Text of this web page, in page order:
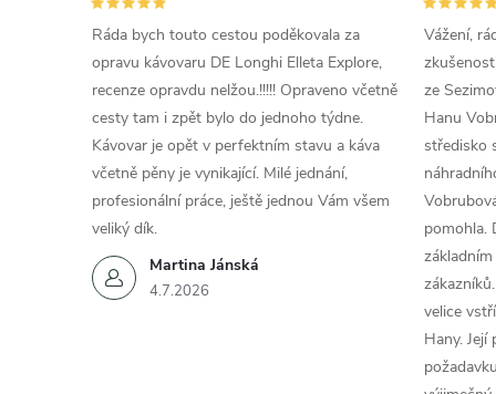
Martina Jánská
4.7.2026
Ráda bych touto cestou poděkovala za
opravu kávovaru DE Longhi Elleta Explore,
recenze opravdu nelžou.!!!!! Opraveno včetně
cesty tam i zpět bylo do jednoho týdne.
Kávovar je opět v perfektním stavu a káva
včetně pěny je vynikající. Milé jednání,
profesionální práce, ještě jednou Vám všem
veliký dík.
Vážení,
ze
Hanu
středisko
pomohla.
velice
Hany.